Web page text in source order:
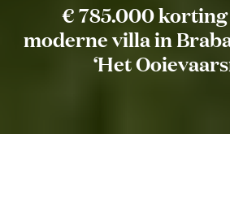
€ 785.000 korting
moderne villa in
‘Het